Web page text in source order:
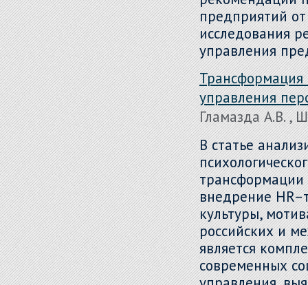
предприятий от
исследования
управления
Трансформация
управления
Гламазда А.В. ,
В статье
трансформации
внедрение
культуры,
российских и
является
современных